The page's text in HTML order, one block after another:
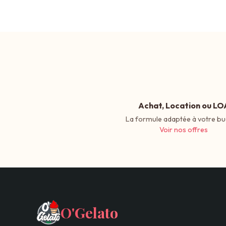
Achat, Location ou
La formule adaptée à votre
Voir nos offres
O'Gelato